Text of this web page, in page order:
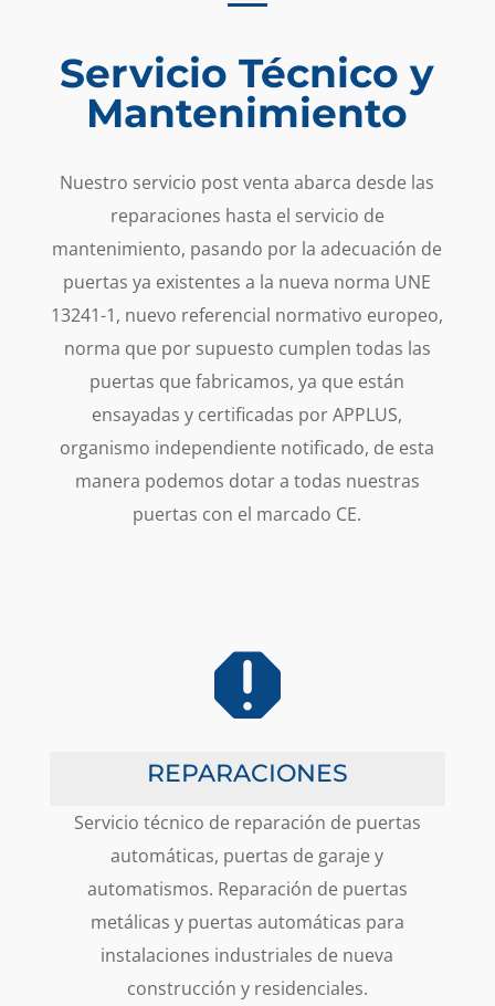
Servicio Técnico y
Mantenimiento
Nuestro servicio post venta abarca desde las
reparaciones hasta el servicio de
mantenimiento, pasando por la adecuación de
puertas ya existentes a la nueva norma UNE
13241-1, nuevo referencial normativo europeo,
norma que por supuesto cumplen todas las
puertas que fabricamos, ya que están
ensayadas y certificadas por APPLUS,
organismo independiente notificado, de esta
manera podemos dotar a todas nuestras
puertas con el marcado CE.

REPARACIONES
Servicio técnico de reparación de puertas
automáticas, puertas de garaje y
automatismos. Reparación de puertas
metálicas y puertas automáticas para
instalaciones industriales de nueva
construcción y residenciales.